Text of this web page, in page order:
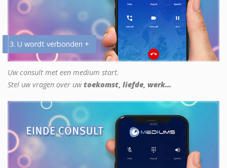
3. U wordt verbonden +
Uw consult met een medium start.
Stel uw vragen over uwtoekomst, liefde, werk...